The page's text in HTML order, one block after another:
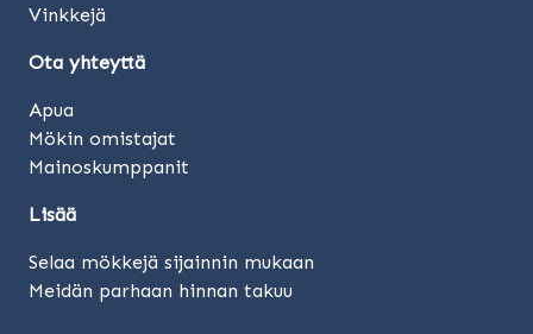
Vinkkejä
Ota yhteyttä
Apua
Mökin omistajat
Mainoskumppanit
Lisää
Selaa mökkejä sijainnin mukaan
Meidän parhaan hinnan takuu